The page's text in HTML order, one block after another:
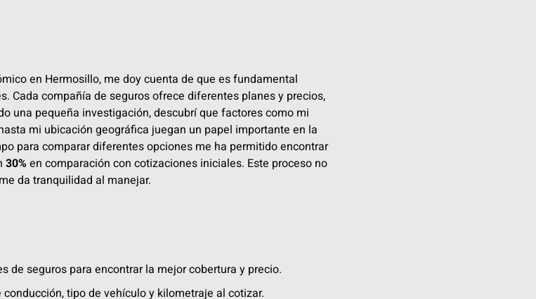
en Hermosillo, me doy cuenta de que es fundamental
Cada compañía de seguros ofrece diferentes planes y precios,
una pequeña investigación, descubrí que factores como mi
mi ubicación geográfica juegan un papel importante en la
para comparar diferentes opciones me ha permitido encontrar
30%en comparación con cotizaciones iniciales. Este proceso no
da tranquilidad al manejar.
de seguros para encontrar la mejor cobertura y precio.
tipo de vehículo y kilometraje al cotizar.